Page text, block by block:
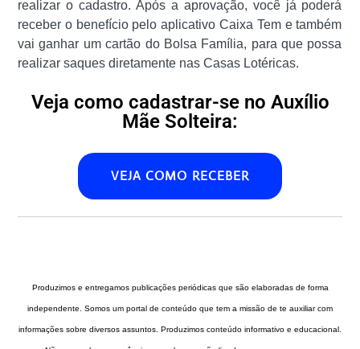
realizar o cadastro. Após a aprovação, você já poderá
receber o benefício pelo aplicativo Caixa Tem e também
vai ganhar um cartão do Bolsa Família, para que possa
realizar saques diretamente nas Casas Lotéricas.
Veja como cadastrar-se no Auxílio
Mãe Solteira:
VEJA COMO RECEBER
Produzimos e entregamos publicações periódicas que são elaboradas de forma
independente. Somos um portal de conteúdo que tem a missão de te auxiliar com
informações sobre diversos assuntos. Produzimos conteúdo informativo e educacional.